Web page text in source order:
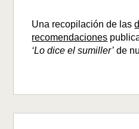
Una recopilación de las
recomendaciones
‘Lo dice el sumiller’ de